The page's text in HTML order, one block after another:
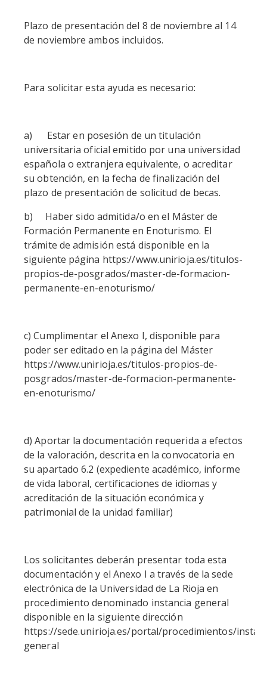
Plazo de presentación del 8 de noviembre al 14
de noviembre ambos incluidos.
Para solicitar esta ayuda es necesario:
a) Estar en posesión de un titulación
universitaria oficial emitido por una universidad
española o extranjera equivalente, o acreditar
su obtención, en la fecha de finalización del
plazo de presentación de solicitud de becas.
b) Haber sido admitida/o en el Máster de
Formación Permanente en Enoturismo. El
trámite de admisión está disponible en la
siguiente página https://www.unirioja.es/titulos-
propios-de-posgrados/master-de-formacion-
permanente-en-enoturismo/
c) Cumplimentar el Anexo I, disponible para
poder ser editado en la página del Máster
https://www.unirioja.es/titulos-propios-de-
posgrados/master-de-formacion-permanente-
en-enoturismo/
d) Aportar la documentación requerida a efectos
de la valoración, descrita en la convocatoria en
su apartado 6.2 (expediente académico, informe
de vida laboral, certificaciones de idiomas y
acreditación de la situación económica y
patrimonial de la unidad familiar)
Los solicitantes deberán presentar toda esta
documentación y el Anexo I a través de la sede
electrónica de la Universidad de La Rioja en
procedimiento denominado instancia general
disponible en la siguiente dirección
https://sede.unirioja.es/portal/procedimientos/
general